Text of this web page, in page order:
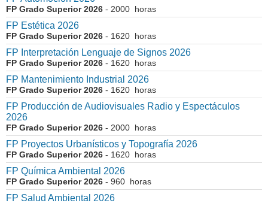
FP Grado Superior 2026 - 2000 horas
FP Estética 2026
FP Grado Superior 2026 - 1620 horas
FP Interpretación Lenguaje de Signos 2026
FP Grado Superior 2026 - 1620 horas
FP Mantenimiento Industrial 2026
FP Grado Superior 2026 - 1620 horas
FP Producción de Audiovisuales Radio y Espectáculos
2026
FP Grado Superior 2026 - 2000 horas
FP Proyectos Urbanísticos y Topografía 2026
FP Grado Superior 2026 - 1620 horas
FP Química Ambiental 2026
FP Grado Superior 2026 - 960 horas
FP Salud Ambiental 2026